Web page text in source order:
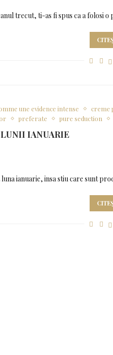
trecut, ti-as fi spus ca a folosi o
une evidence intense creme
preferate pure seduction
IANUARIE
ianuarie, insa stiu care sunt